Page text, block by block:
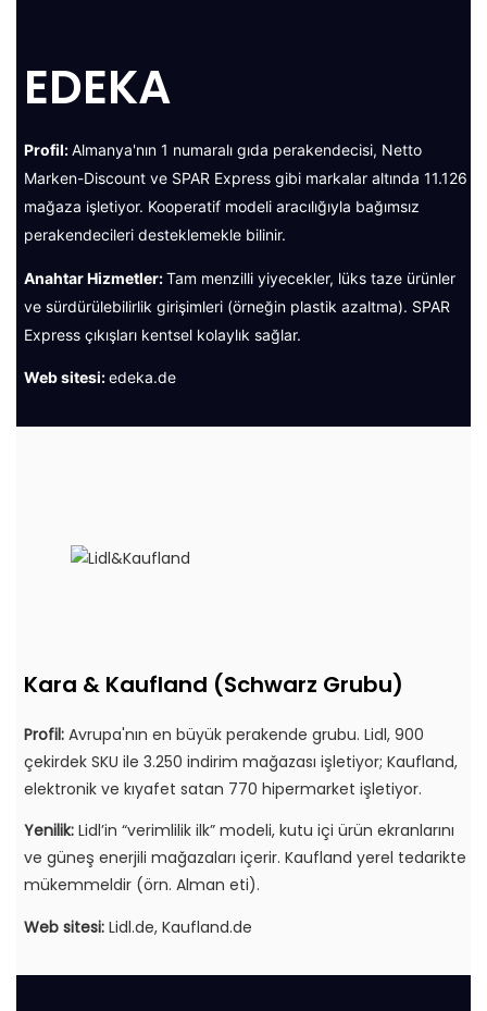
EDEKA
Profil:Almanya'nın 1 numaralı gıda perakendecisi, Netto
Marken-Discount ve SPAR Express gibi markalar altında 11.126
mağaza işletiyor. Kooperatif modeli aracılığıyla bağımsız
perakendecileri desteklemekle bilinir.
Anahtar Hizmetler:Tam menzilli yiyecekler, lüks taze ürünler
ve sürdürülebilirlik girişimleri (örneğin plastik azaltma). SPAR
Express çıkışları kentsel kolaylık sağlar.
Web sitesi:edeka.de
Kara & Kaufland (Schwarz Grubu)
Profil: Avrupa'nın en büyük perakende grubu. Lidl, 900
çekirdek SKU ile 3.250 indirim mağazası işletiyor; Kaufland,
elektronik ve kıyafet satan 770 hipermarket işletiyor.
Yenilik: Lidl’in “verimlilik ilk” modeli, kutu içi ürün ekranlarını
ve güneş enerjili mağazaları içerir. Kaufland yerel tedarikte
mükemmeldir (örn. Alman eti).
Web sitesi: Lidl.de, Kaufland.de